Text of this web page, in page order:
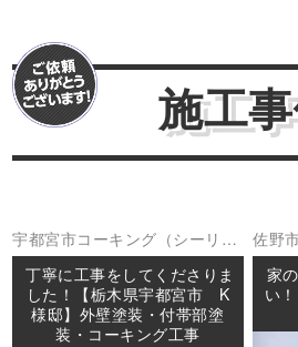
施工事
宇都宮市コーキング（シーリン
グ外壁塗装防水工事
丁寧に工事をしてくださりま
した！【栃木県宇都宮市 K
様邸】外壁塗装・付帯部塗
装・コーキング工事
佐野
家
い